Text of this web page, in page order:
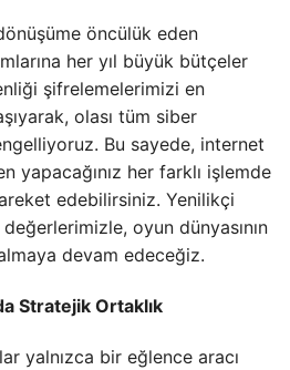
öncülük eden
her yıl büyük bütçeler
şifrelemelerimizi en
olası tüm siber
Bu sayede, internet
yapacağınız her farklı işlemde
edebilirsiniz. Yenilikçi
oyun dünyasının
devam edeceğiz.
Stratejik Ortaklık
yalnızca bir eğlence aracı